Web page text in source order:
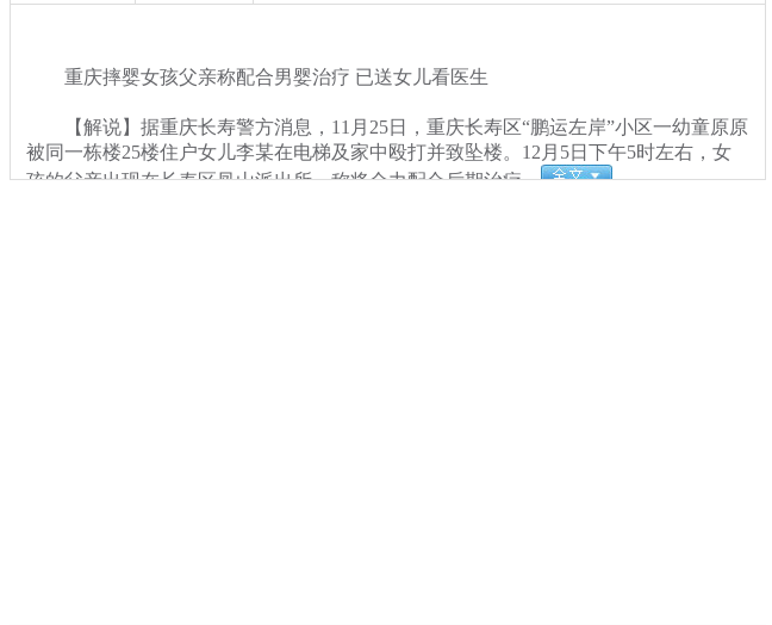
重庆摔婴女孩父亲称配合男婴治疗 已送女儿看医生
【解说】据重庆长寿警方消息，11月25日，重庆长寿区“鹏运左岸”小区一幼童原原
被同一栋楼25楼住户女儿李某在电梯及家中殴打并致坠楼。12月5日下午5时左右，女
孩的父亲出现在长寿区凤山派出所，称将全力配合后期治疗。